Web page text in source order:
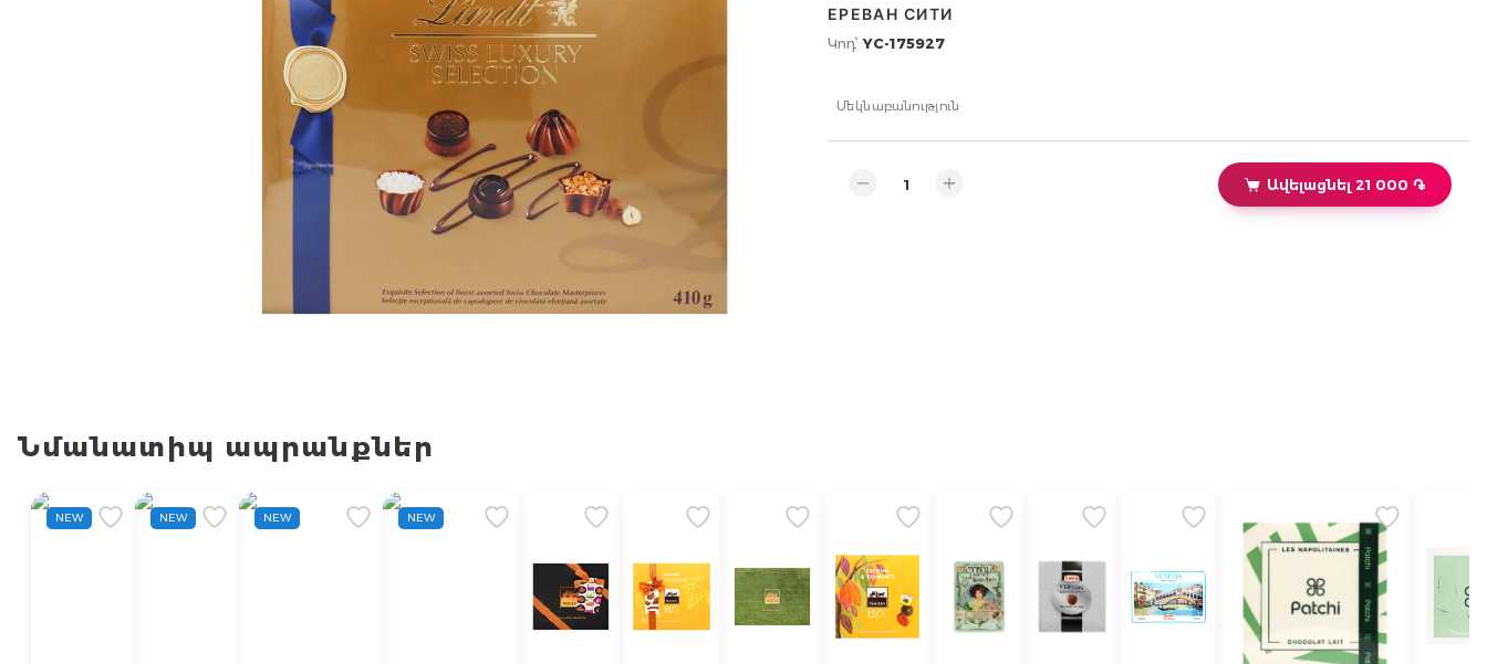
ЕРЕВАН СИТИ
Կոդ՝ YC-175927
Մեկնաբանություն
Ավելացնել 21 000 ֏
Նմանատիպ ապրանքներ
NEW NEW NEW NEW